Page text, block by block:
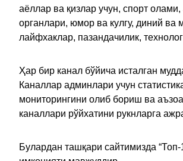
аёллар ва қизлар учун, спорт
органлари, юмор ва кулгу, диний
лайфхаклар, пазандачилик,
Ҳар бир канал бўйича исталган
Каналлар админлари учун
мониторингини олиб бориш ва
каналлари рўйхатини рукнларга
Булардан ташқари сайтимизда